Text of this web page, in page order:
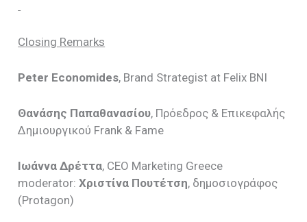
Closing Remarks
Peter Economides, Brand Strategist at Felix BNI
Θανάσης Παπαθανασίου, Πρόεδρος & Επικεφαλής
Δημιουργικού Frank & Fame
Ιωάννα Δρέττα, CEO Marketing Greece
moderator:Χριστίνα Πουτέτση, δημοσιογράφος
(Protagon)